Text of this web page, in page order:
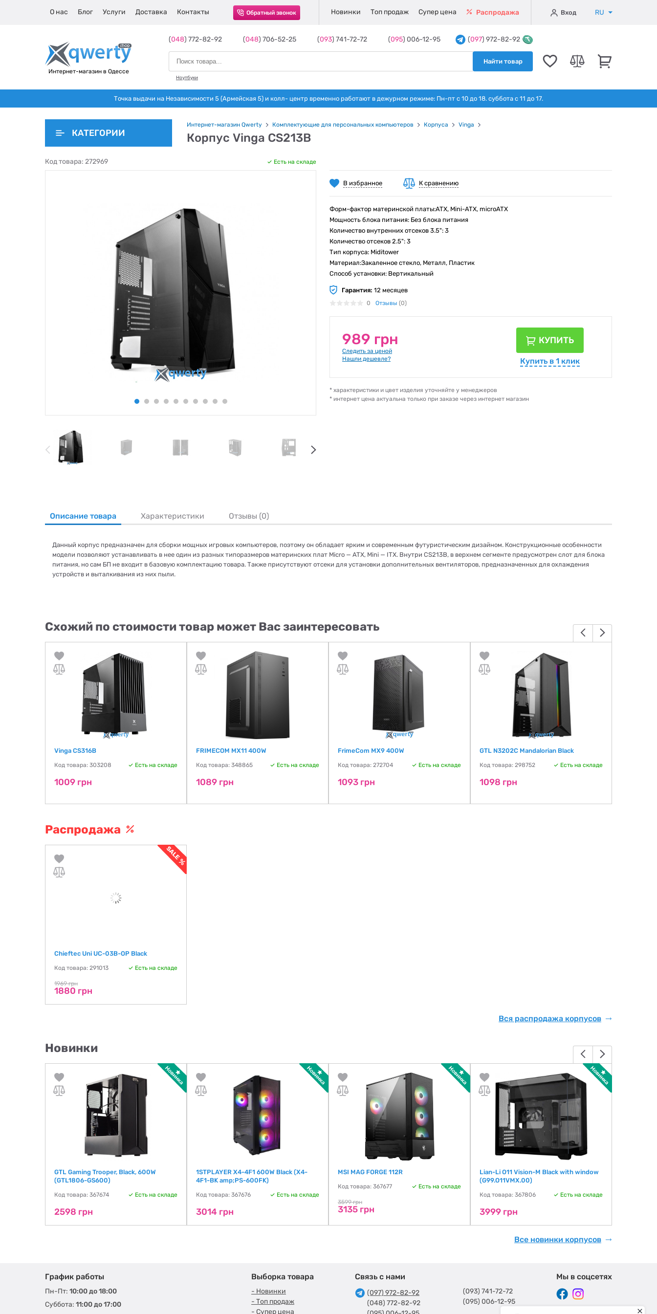
О нас Блог Услуги Доставка Контакты Обратный звонок Новинки Топ продаж Супер цена Распродажа Вход RU
Интернет-магазин в Одессе
(048) 772-82-92 (048) 706-52-25 (093) 741-72-72 (095) 006-12-95 (097) 972-82-92
Найти товар
Ноутбуки
Точка выдачи на Независимости 5 (Армейская 5) и колл- центр временно работают в дежурном режиме: Пн-пт с 10 до 18. суббота с 11 до 17.
КАТЕГОРИИ
Интернет-магазин Qwerty Комплектующие для персональных компьютеров Корпуса Vinga
Корпус Vinga CS213B
Код товара: 272969 Есть на складе
В избранное К сравнению
Форм-фактор материнской платы:ATX, Mini-ATX, microATX
Мощность блока питания: Без блока питания
Количество внутренних отсеков 3.5": 3
Количество отсеков 2.5": 3
Тип корпуса: Miditower
Материал:Закаленное стекло, Металл, Пластик
Способ установки: Вертикальный
Гарантия: 12 месяцев
0 Отзывы (0)
989 грн
Следить за ценой
Нашли дешевле?
КУПИТЬ
Купить в 1 клик
* характеристики и цвет изделия уточняйте у менеджеров
* интернет цена актуальна только при заказе через интернет магазин
Описание товара Характеристики Отзывы (0)
Данный корпус предназначен для сборки мощных игровых компьютеров, поэтому он обладает ярким и современным футуристическим дизайном. Конструкционные особенности
модели позволяют устанавливать в нее один из разных типоразмеров материнских плат Micro — ATX, Mini — ITX. Внутри CS213B, в верхнем сегменте предусмотрен слот для блока
питания, но сам БП не входит в базовую комплектацию товара. Также присутствуют отсеки для установки дополнительных вентиляторов, предназначенных для охлаждения
устройств и выталкивания из них пыли.
Схожий по стоимости товар может Вас заинтересовать
Vinga CS316B
Код товара: 303208 Есть на складе
1009 грн
FRIMECOM MX11 400W
Код товара: 348865 Есть на складе
1089 грн
FrimeCom MX9 400W
Код товара: 272704 Есть на складе
1093 грн
GTL N3202C Mandalorian Black
Код товара: 298752 Есть на складе
1098 грн
Распродажа
Chieftec Uni UC-03B-OP Black
Код товара: 291013 Есть на складе
1969 грн
1880 грн
Вся распродажа корпусов
Новинки
GTL Gaming Trooper, Black, 600W
(GTL1806-GS600)
Код товара: 367674 Есть на складе
2598 грн
1STPLAYER X4-4F1 600W Black (X4-
4F1-BK amp;PS-600FK)
Код товара: 367676 Есть на складе
3014 грн
MSI MAG FORGE 112R
Код товара: 367677 Есть на складе
3599 грн
3135 грн
Lian-Li O11 Vision-M Black with window
(G99.O11VMX.00)
Код товара: 367806 Есть на складе
3999 грн
Все новинки корпусов
График работы
Пн-Пт: 10:00 до 18:00
Суббота: 11:00 до 17:00
Выборка товара
- Новинки
- Топ продаж
- Супер цена
Связь с нами
(097) 972-82-92
(048) 772-82-92
(093) 741-72-72
(095) 006-12-95
Мы в соцсетях